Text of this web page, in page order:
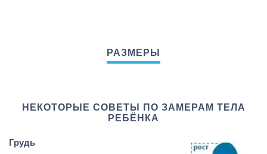
НЕКОТОРЫЕ СОВЕТЫ ПО ЗАМЕРАМ ТЕЛА
РЕБЁНКА
Грудь